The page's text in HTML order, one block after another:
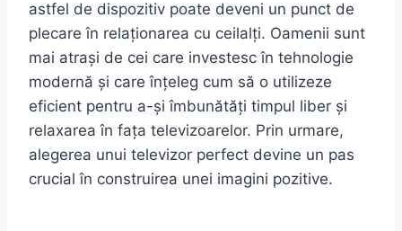
astfel de dispozitiv poate deveni un punct de
plecare în relaționarea cu ceilalți. Oamenii sunt
mai atrași de cei care investesc în tehnologie
modernă și care înțeleg cum să o utilizeze
eficient pentru a-și îmbunătăți timpul liber și
relaxarea în fața televizoarelor. Prin urmare,
alegerea unui televizor perfect devine un pas
crucial în construirea unei imagini pozitive.